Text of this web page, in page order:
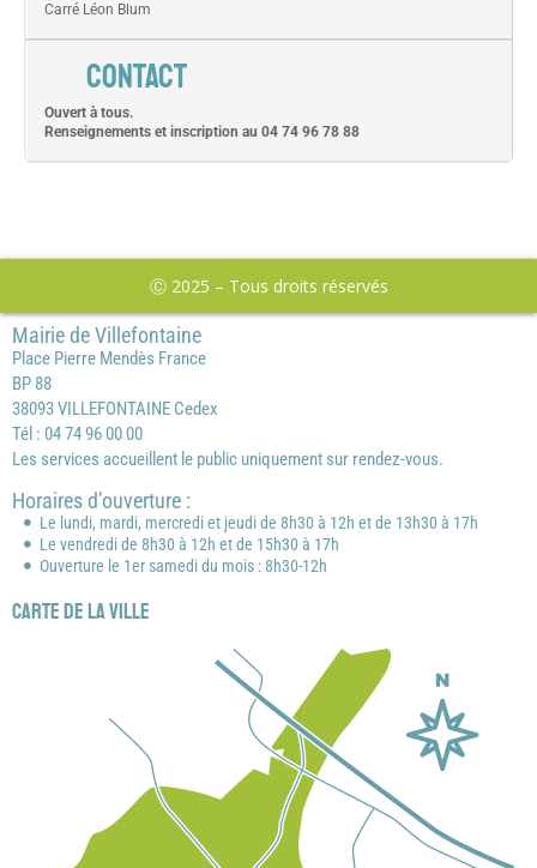
Carré Léon Blum
CONTACT
Ouvert à tous.
Renseignements et inscription au 04 74 96 78 88
Ⓒ 2025 – Tous droits réservés
Mairie de Villefontaine
Place Pierre Mendès France
BP 88
38093 VILLEFONTAINE Cedex
Tél : 04 74 96 00 00
Les services accueillent le public uniquement sur rendez-vous.
Horaires d’ouverture :
Le lundi, mardi, mercredi et jeudi de 8h30 à 12h et de 13h30 à 17h
Le vendredi de 8h30 à 12h et de 15h30 à 17h
Ouverture le 1er samedi du mois : 8h30-12h
Carte de la ville